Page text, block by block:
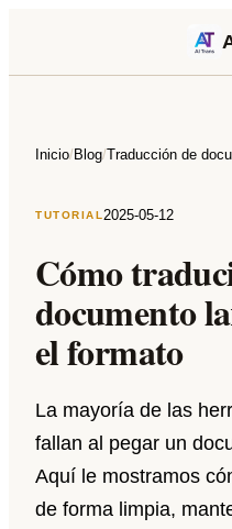
Inicio/Blog/Traducción de
TUTORIAL 2025-05-12
Cómo
documento
el formato
La mayoría de las
fallan al pegar un
Aquí le mostramos
de forma limpia,